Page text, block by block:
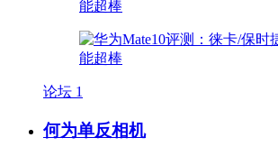
论坛 1
何为单反相机